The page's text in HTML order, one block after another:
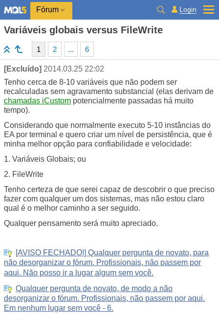
Fórum Login
Variáveis globais versus FileWrite
1 2 ... 6
[Excluído] 2014.03.25 22:02
Tenho cerca de 8-10 variáveis que não podem ser
recalculadas sem agravamento substancial (elas derivam de
chamadas iCustom potencialmente passadas há muito
tempo).
Considerando que normalmente executo 5-10 instâncias do
EA por terminal e quero criar um nível de persistência, que é
minha melhor opção para confiabilidade e velocidade:
1. Variáveis Globais; ou
2. FileWrite
Tenho certeza de que serei capaz de descobrir o que preciso
fazer com qualquer um dos sistemas, mas não estou claro
qual é o melhor caminho a ser seguido.
Qualquer pensamento será muito apreciado.
[AVISO FECHADO!] Qualquer pergunta de novato, para
não desorganizar o fórum. Profissionais, não passem por
aqui. Não posso ir a lugar algum sem você.
Qualquer pergunta de novato, de modo a não
desorganizar o fórum. Profissionais, não passem por aqui.
Em nenhum lugar sem você - 6.